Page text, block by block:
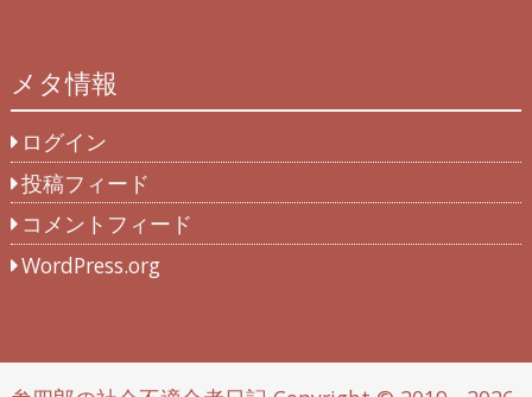
メタ情報
ログイン
投稿フィード
コメントフィード
WordPress.org